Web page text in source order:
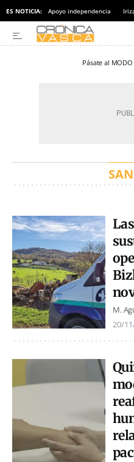
ES NOTICIA: Apoyo independencia
Pásate al MODO
M.
20/